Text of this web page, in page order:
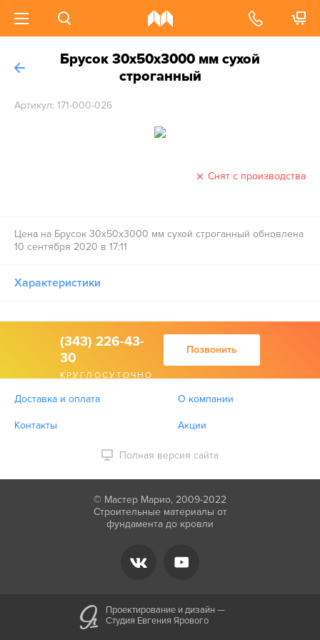
Брусок 30х50х3000 мм сухой
строганный
Артикул: 171-000-026
Снят с производства
Цена на Брусок 30х50х3000 мм сухой строганный обновлена
10 сентября 2020 в 17:11
Характеристики
(343) 226-43-
30
КРУГЛОСУТОЧНО
Позвонить
Доставка и оплата О компании
Контакты Акции
Полная версия сайта
© Мастер Марио, 2009-2022
Строительные материалы от
фундамента до кровли
Проектирование и дизайн —
Студия Евгения Ярового